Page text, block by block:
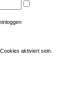
aktiviert sein.